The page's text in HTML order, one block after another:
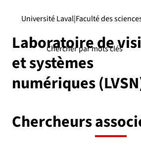
Laboratoire de
et systèmes
numériques
|
Université Laval Faculté des
Chercheurs